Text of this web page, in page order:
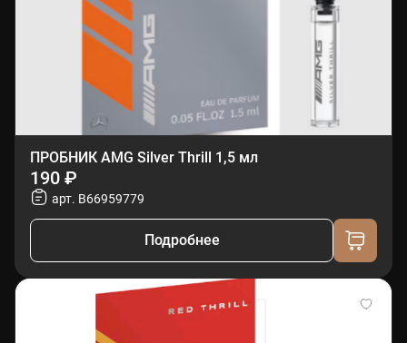
ПРОБНИК AMG Silver Thrill 1,5 мл
190 ₽
арт. B66959779
Подробнее